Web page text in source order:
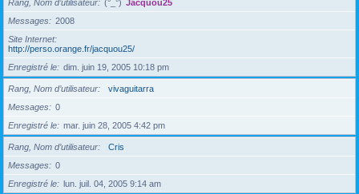
Rang, Nom d’utilisateur (°_°) Jacquou25
Messages
2008
Site Internet
http://perso.orange.fr/jacquou25/
Enregistré le
dim. juin 19, 2005 10:18 pm
Rang, Nom d’utilisateur
vivaguitarra
Messages
0
Enregistré le
mar. juin 28, 2005 4:42 pm
Rang, Nom d’utilisateur
Cris
Messages
0
Enregistré le
lun. juil. 04, 2005 9:14 am